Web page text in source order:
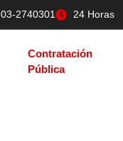
03-2740301 24 Horas
Contratación
Pública